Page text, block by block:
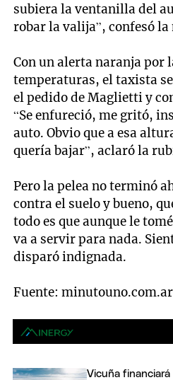
subiera la ventanilla del
robar la valija”, confesó la
Con un alerta naranja por
temperaturas, el taxista
el pedido de Maglietti y
“Se enfureció, me gritó,
auto. Obvio que a esa
quería bajar”, aclaró la
Pero la pelea no terminó
contra el suelo y bueno,
todo es que aunque le
va a servir para nada.
disparó indignada.
Fuente: minutouno.com.ar
Vicuña